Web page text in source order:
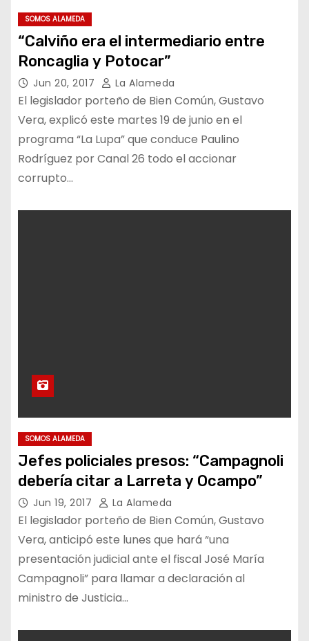
SOMOS ALAMEDA
“Calviño era el intermediario entre
Roncaglia y Potocar”
Jun 20, 2017 La Alameda
El legislador porteño de Bien Común, Gustavo
Vera, explicó este martes 19 de junio en el
programa “La Lupa” que conduce Paulino
Rodríguez por Canal 26 todo el accionar
corrupto…
SOMOS ALAMEDA
Jefes policiales presos: “Campagnoli
debería citar a Larreta y Ocampo”
Jun 19, 2017 La Alameda
El legislador porteño de Bien Común, Gustavo
Vera, anticipó este lunes que hará “una
presentación judicial ante el fiscal José María
Campagnoli” para llamar a declaración al
ministro de Justicia…